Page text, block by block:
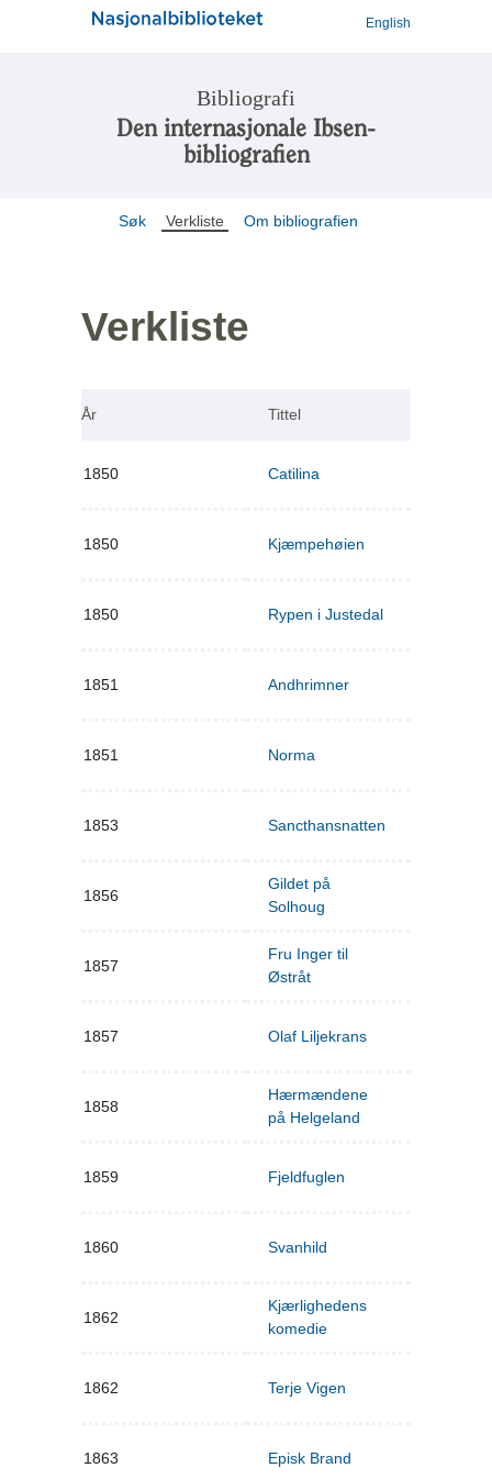
English
Bibliografi
Den internasjonale Ibsen-
bibliografien
Søk Verkliste Om bibliografien
Verkliste
År Tittel
1850 Catilina
1850 Kjæmpehøien
1850 Rypen i Justedal
1851 Andhrimner
1851 Norma
1853 Sancthansnatten
1856
Gildet på
Solhoug
1857
Fru Inger til
Østråt
1857 Olaf Liljekrans
1858
Hærmændene
på Helgeland
1859 Fjeldfuglen
1860 Svanhild
1862
Kjærlighedens
komedie
1862 Terje Vigen
1863 Episk Brand